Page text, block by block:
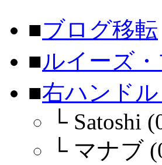
■ブログ移転
■ルイーズ
■右ハンド
└ Satoshi
└ マナブ